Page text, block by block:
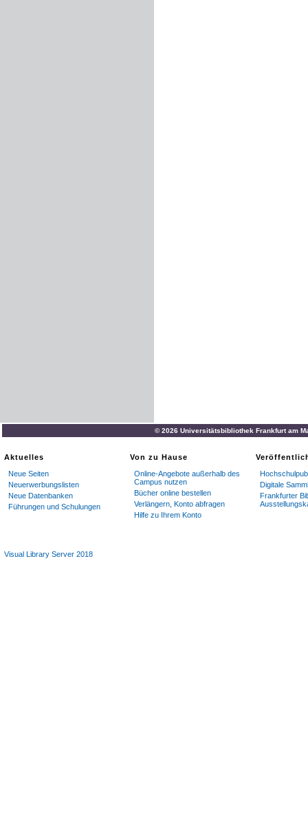
© 2026 Universitätsbibliothek Frankfurt am
Aktuelles
Neue Seiten
Neuerwerbungslisten
Neue Datenbanken
Führungen und Schulungen
Von zu Hause
Online-Angebote außerhalb des
Campus nutzen
Bücher online bestellen
Verlängern, Konto abfragen
Hilfe zu Ihrem Konto
Digitale
Frankfurter
Visual Library Server 2018